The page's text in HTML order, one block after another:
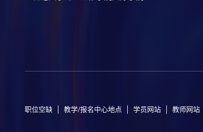
职位空缺 教学/报名中心地点 学员网站 教师网站